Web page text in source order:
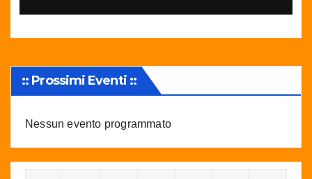
:: Prossimi Eventi ::
Nessun evento programmato